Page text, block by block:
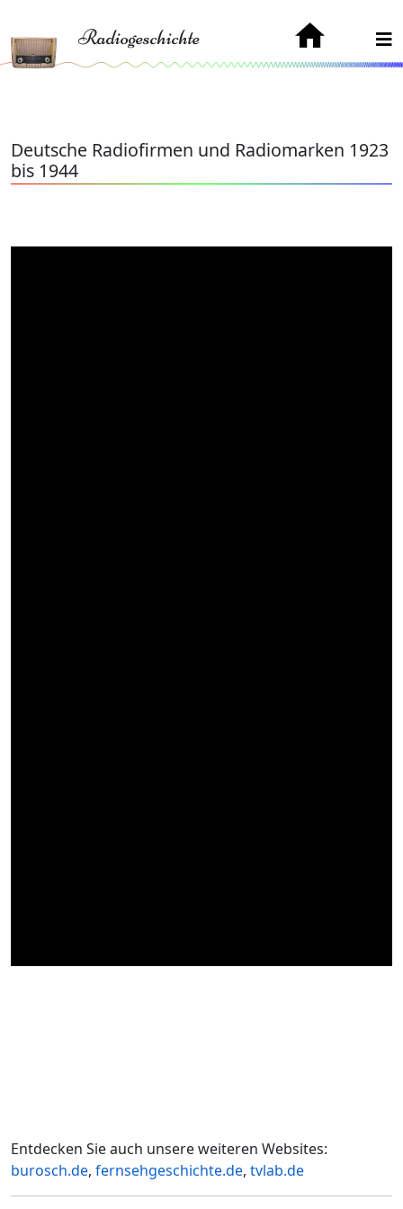
Radiogeschichte
Deutsche Radiofirmen und Radiomarken 1923
bis 1944
Entdecken Sie auch unsere weiteren Websites:
burosch.de, fernsehgeschichte.de, tvlab.de